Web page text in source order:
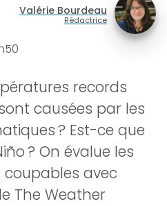
Valérie Bourdeau
Rédactrice
records
causées par les
? Est-ce que
? On évalue les
avec
The Weather